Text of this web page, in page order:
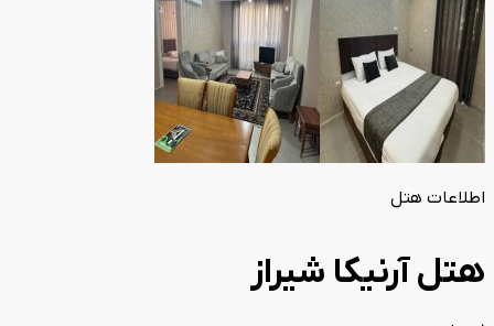
اطلاعات هتل
هتل آرنیکا شیراز